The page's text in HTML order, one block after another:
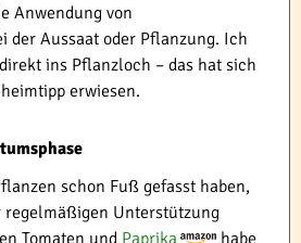
Anwendung von
der Aussaat oder Pflanzung. Ich
ins Pflanzloch – das hat sich
erwiesen.
schon Fuß gefasst haben,
regelmäßigen Unterstützung